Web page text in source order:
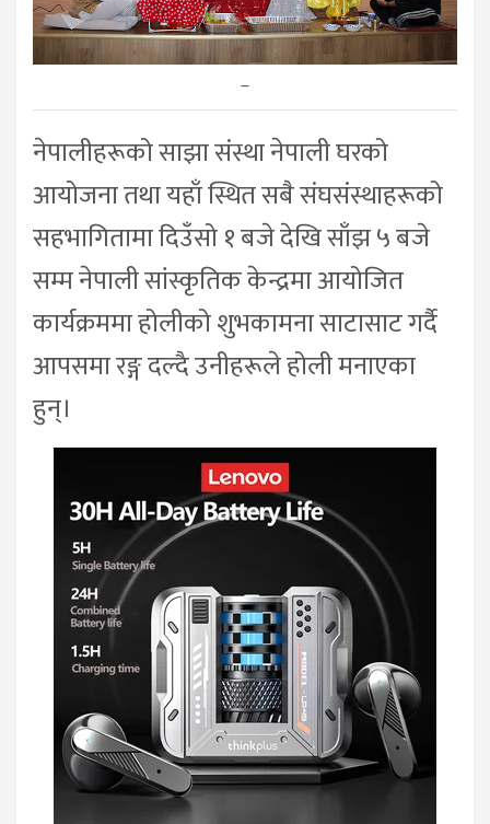
–
नेपालीहरूको साझा संस्था नेपाली घरको
आयोजना तथा यहाँ स्थित सबै संघसंस्थाहरूको
सहभागितामा दिउँसो १ बजे देखि साँझ ५ बजे
सम्म नेपाली सांस्कृतिक केन्द्रमा आयोजित
कार्यक्रममा होलीको शुभकामना साटासाट गर्दै
आपसमा रङ्ग दल्दै उनीहरूले होली मनाएका
हुन्।